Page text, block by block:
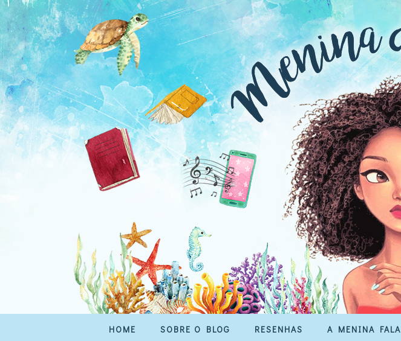
HOME SOBRE O BLOG RESENHAS A MENINA FALA